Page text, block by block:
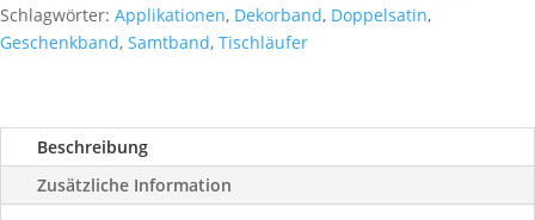
olive
Menge
Schlagwörter: Applikationen, Dekorband, Doppelsatin,
Geschenkband, Samtband, Tischläufer
Beschreibung
Zusätzliche Information